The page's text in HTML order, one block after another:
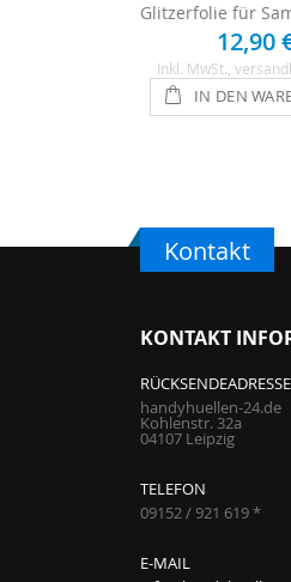
12,90
Inkl. MwSt. ,
IN DEN
Kontakt
KONTAKT
RÜCKSENDEADRESSE
handyhuellen-24.de
Kohlenstr. 32a
04107 Leipzig
TELEFON
09152 / 921 619 *
E-MAIL